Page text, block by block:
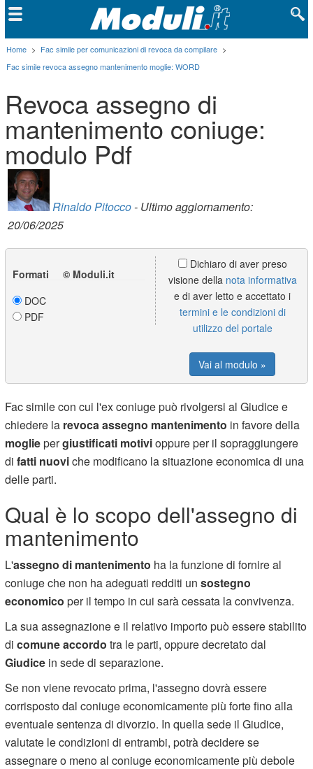
Home > Fac simile per comunicazioni di revoca da compilare >
Fac simile revoca assegno mantenimento moglie: WORD
Revoca assegno di
mantenimento coniuge:
modulo Pdf
Rinaldo Pitocco- Ultimo aggiornamento:
20/06/2025
Formati © Moduli.it
DOC
PDF
Dichiaro di aver preso
visione della nota informativa
e di aver letto e accettato i
termini e le condizioni di
utilizzo del portale
Vai al modulo »
Fac simile con cui l'ex coniuge può rivolgersi al Giudice e
chiedere la revoca assegno mantenimento in favore della
mogliepergiustificati motivioppure per il sopraggiungere
difatti nuoviche modificano la situazione economica di una
delle parti.
Qual è lo scopo dell'assegno di
mantenimento
L'assegno di mantenimento ha la funzione di fornire al
coniuge che non ha adeguati redditi unsostegno
economico per il tempo in cui sarà cessata la convivenza.
La sua assegnazione e il relativo importo può essere stabilito
dicomune accordo tra le parti, oppure decretato dal
Giudice in sede di separazione.
Se non viene revocato prima, l'assegno dovrà essere
corrisposto dal coniuge economicamente più forte fino alla
eventuale sentenza di divorzio. In quella sede il Giudice,
valutate le condizioni di entrambi, potrà decidere se
assegnare o meno al coniuge economicamente più debole